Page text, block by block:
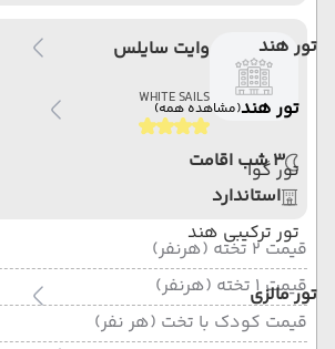
تور هند
تور هند(مشاهده همه)
تور گوا
تور ترکیبی هند
تور مالزی
وایت سایلس
WHITE SAILS
3 شب اقامت
استاندارد
قیمت 2 تخته (هرنفر)
قیمت 1 تخته (هرنفر)
قیمت کودک با تخت (هر نفر)